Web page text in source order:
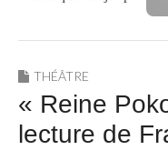
THÉÂTRE
« Reine
lecture de